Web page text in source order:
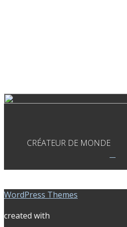
CRÉATEUR DE MONDE
WordPress Themes
created with